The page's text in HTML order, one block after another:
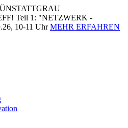
Teil 1: "NETZWERK -
10-11 UhrMEHR ERFAHREN